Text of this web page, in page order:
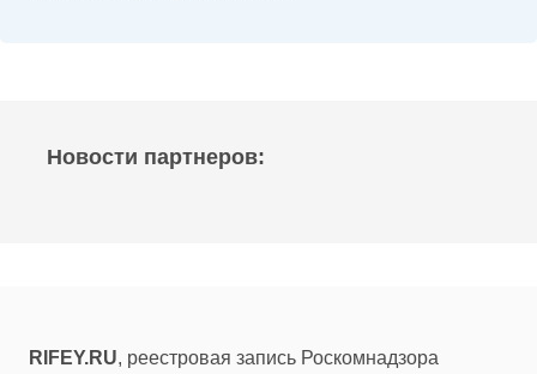
Новости партнеров:
RIFEY.RU, реестровая запись Роскомнадзора